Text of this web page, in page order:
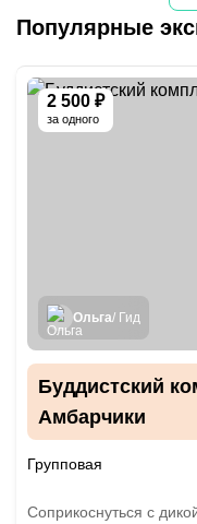
Популярные
2 500 ₽
за одного
Ольга/ Гид
Буддистский
Амбарчики
Групповая
Соприкоснуться с